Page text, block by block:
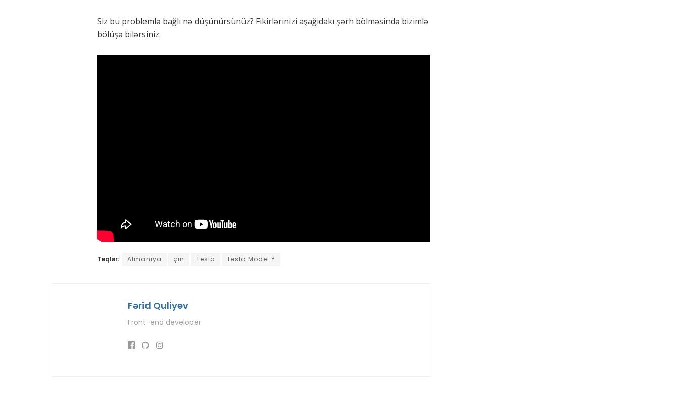
Siz bu problemlə bağlı nə düşünürsünüz? Fikirlərinizi aşağıdakı şərh bölməsində bizimlə
bölüşə bilərsiniz.
Teqlər: Almaniya çin Tesla Tesla Model Y
Fərid Quliyev
Front-end developer